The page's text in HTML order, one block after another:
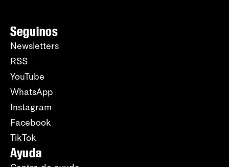
Seguinos
Newsletters
RSS
YouTube
WhatsApp
Instagram
Facebook
TikTok
Ayuda